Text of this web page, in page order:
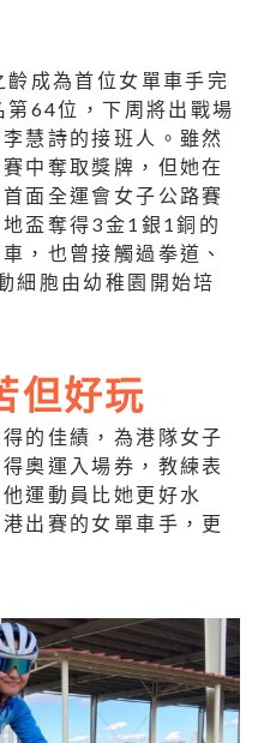
成為首位女單車手完
64位，下周將出戰場
慧詩的接班人。雖然
中奪取獎牌，但她在
面全運會女子公路賽
盃奪得3金1銀1銅的
，也曾接觸過拳道、
細胞由幼稚園開始培
但好玩
的佳績，為港隊女子
奧運入場券，教練表
運動員比她更好水
出賽的女單車手，更